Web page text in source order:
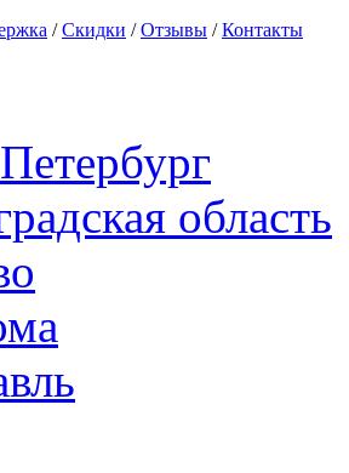
/Скидки /Отзывы /Контакты
область